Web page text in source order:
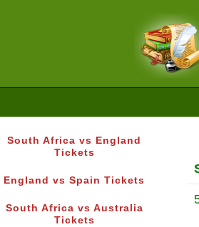
South Africa vs England
Tickets
England vs Spain Tickets
South Africa vs Australia
Tickets